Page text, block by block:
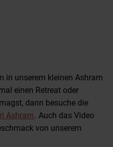
in unserem kleinen Ashram
einen Retreat oder
dann besuche die
Ashram. Auch das Video
von unserem